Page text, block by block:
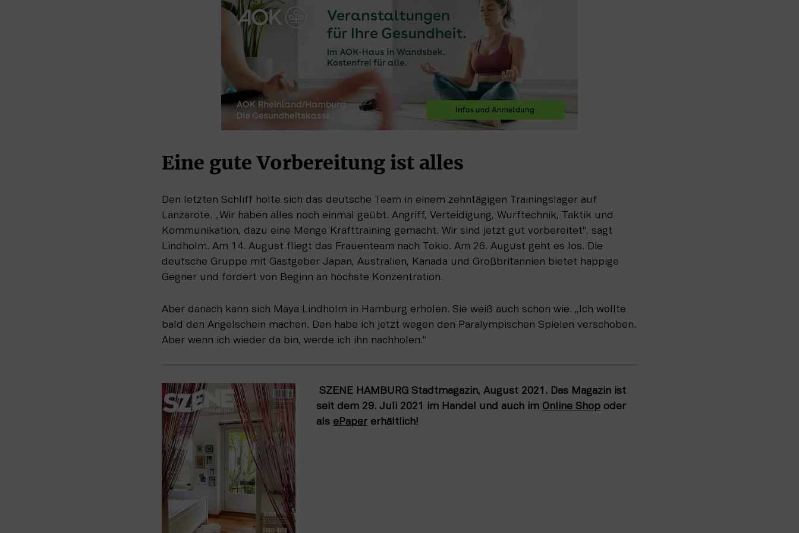
Eine gute Vorbereitung ist alles
Den letzten Schliff holte sich das deutsche Team in einem zehntägigen Trainingslager auf
Lanzarote. „Wir haben alles noch einmal geübt. Angriff, Verteidigung, Wurftechnik, Taktik und
Kommunikation, dazu eine Menge Krafttraining gemacht. Wir sind jetzt gut vorbereitet“, sagt
Lindholm. Am 14. August fliegt das Frauenteam nach Tokio. Am 26. August geht es los. Die
deutsche Gruppe mit Gastgeber Japan, Australien, Kanada und Großbritannien bietet happige
Gegner und fordert von Beginn an höchste Konzentration.
Aber danach kann sich Maya Lindholm in Hamburg erholen. Sie weiß auch schon wie. „Ich wollte
bald den Angelschein machen. Den habe ich jetzt wegen den Paralympischen Spielen verschoben.
Aber wenn ich wieder da bin, werde ich ihn nachholen.“
SZENE HAMBURG Stadtmagazin, August 2021. Das Magazin ist
seit dem 29. Juli 2021 im Handel und auch im Online Shop oder
als ePaper erhältlich!